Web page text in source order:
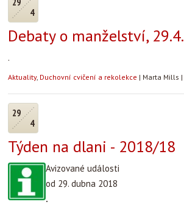
4
Debaty o manželství, 29.4.
.
Aktuality, Duchovní cvičení a rekolekce | Marta Mills |
29
4
Týden na dlani - 2018/18
Avizované události
od 29. dubna 2018
.